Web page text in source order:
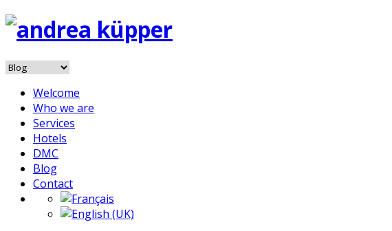
Welcome
Who we are
Services
Hotels
DMC
Blog
Contact